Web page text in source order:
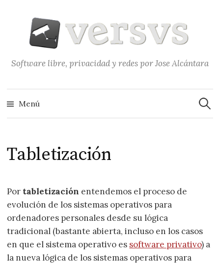
contenido
Software libre, privacidad y redes por Jose Alcántara
Menú
Tabletización
Por tabletización entendemos el proceso de
evolución de los sistemas operativos para
ordenadores personales desde su lógica
tradicional (bastante abierta, incluso en los casos
en que el sistema operativo es software privativo) a
la nueva lógica de los sistemas operativos para